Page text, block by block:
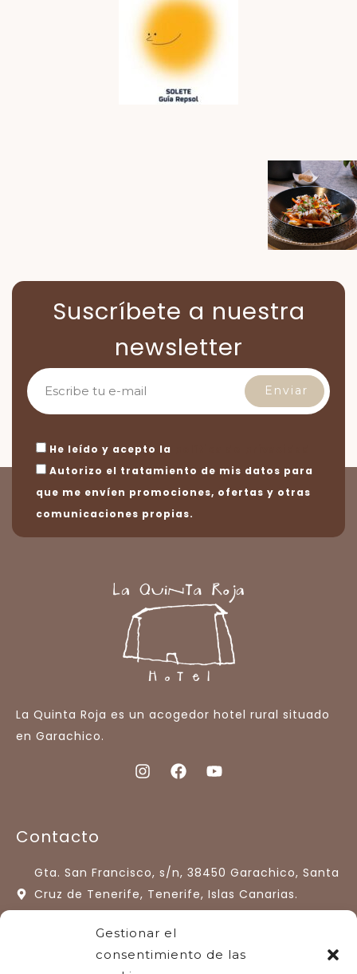
Gestionar el
consentimiento de las
Suscríbete a nuestra
newsletter
He leído y acepto la
Autorizo el tratamiento de mis datos para
que me envíen promociones, ofertas y otras
comunicaciones propias.
La Quinta Roja es un acogedor hotel rural situado
en Garachico.
Contacto
Gta. San Francisco, s/n, 38450 Garachico, Santa
Cruz de Tenerife, Tenerife, Islas Canarias.
España.